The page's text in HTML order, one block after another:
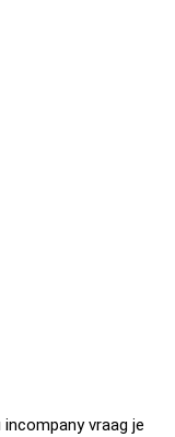
vraag je